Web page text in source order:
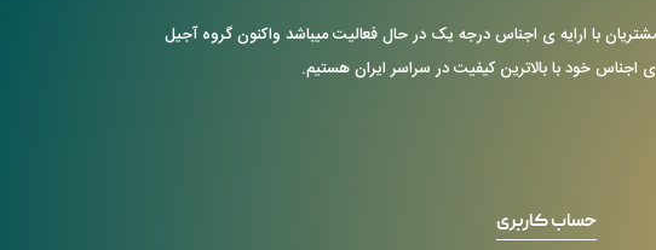
هدف رضایت مشتریان با ارایه ی اجناس درجه یک در حال فعالیت میباشد واکنون گروه آجیل
ی اجناس خود با بالاترین کیفیت در سراسر ایران هستیم.
حساب کاربری